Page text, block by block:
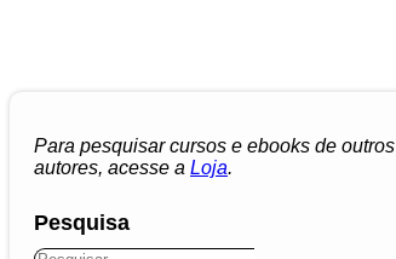
Para pesquisar cursos e ebooks de outros
autores, acesse a Loja.
Pesquisa